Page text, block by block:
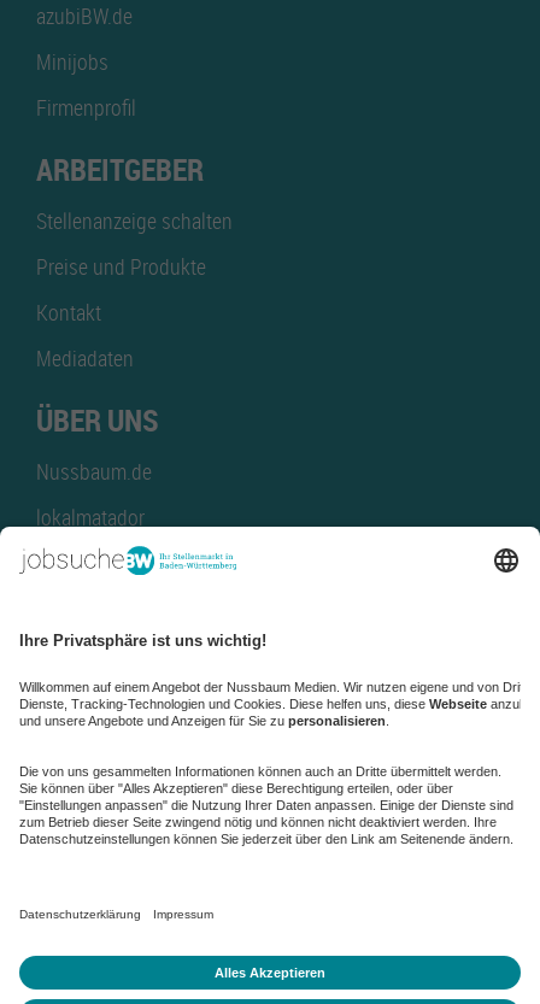
azubiBW.de
Minijobs
Firmenprofil
ARBEITGEBER
Stellenanzeige schalten
Preise und Produkte
Kontakt
Mediadaten
ÜBER UNS
Nussbaum.de
lokalmatador
kaufinBW
NussbaumID
Nussbaum Medien
de.jobble.org
Datenschutz